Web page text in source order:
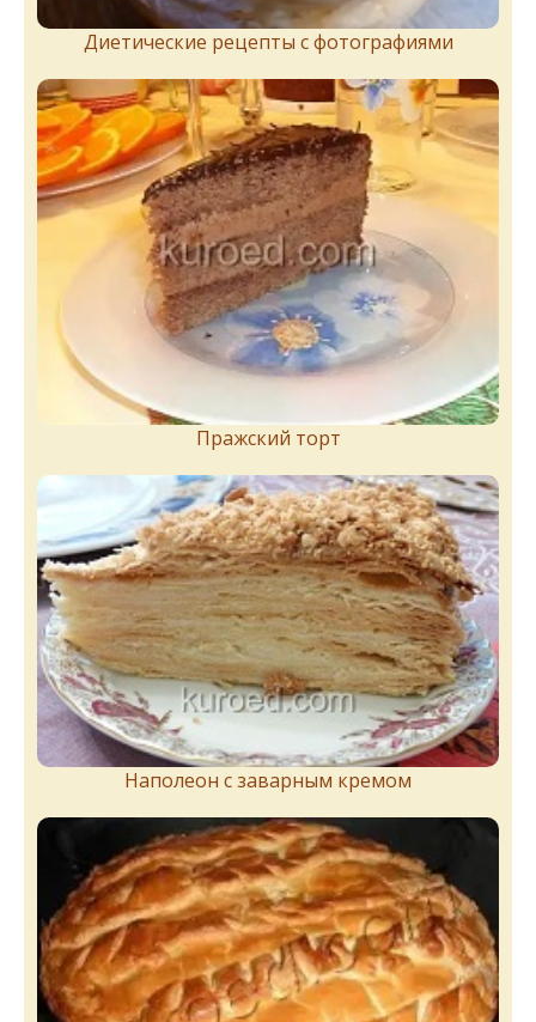
Диетические рецепты с фотографиями
Пражский торт
Наполеон с заварным кремом